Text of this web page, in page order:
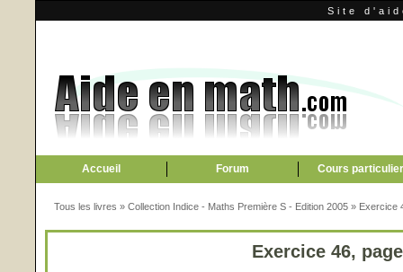
Site
Accueil Forum Cours
Tous les livres » Collection Indice - Maths Première S - Edition 2005 » Exercice
Exercice 46,